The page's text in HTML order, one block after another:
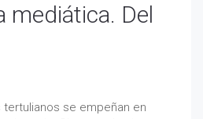
mediática. Del
tertulianos se empeñan en